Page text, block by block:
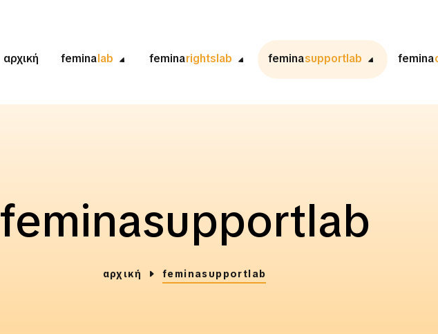
αρχική feminalab feminarightslab feminasupportlab femina
feminasupportlab
αρχική feminasupportlab